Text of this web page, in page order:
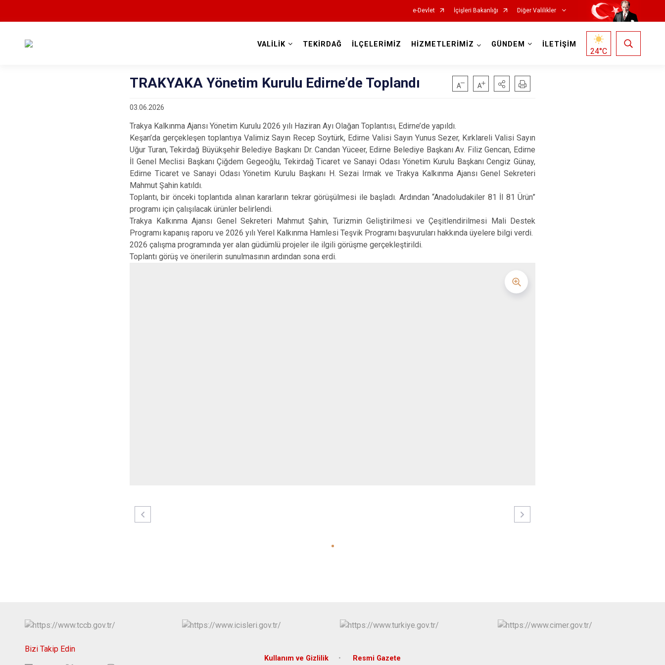
e-Devlet İçişleri Bakanlığı Diğer Valilikler
VALİLİK TEKİRDAĞ İLÇELERİMİZ HİZMETLERİMİZ GÜNDEM İLETİŞİM
24°C
TRAKYAKA Yönetim Kurulu Edirne’de Toplandı
03.06.2026
Trakya Kalkınma Ajansı Yönetim Kurulu 2026 yılı Haziran Ayı Olağan Toplantısı, Edirne’de yapıldı.
Keşan’da gerçekleşen toplantıya Valimiz Sayın Recep Soytürk, Edirne Valisi Sayın Yunus Sezer, Kırklareli Valisi Sayın
Uğur Turan, Tekirdağ Büyükşehir Belediye Başkanı Dr. Candan Yüceer, Edirne Belediye Başkanı Av. Filiz Gencan, Edirne
İl Genel Meclisi Başkanı Çiğdem Gegeoğlu, Tekirdağ Ticaret ve Sanayi Odası Yönetim Kurulu Başkanı Cengiz Günay,
Edirne Ticaret ve Sanayi Odası Yönetim Kurulu Başkanı H. Sezai Irmak ve Trakya Kalkınma Ajansı Genel Sekreteri
Mahmut Şahin katıldı.
Toplantı, bir önceki toplantıda alınan kararların tekrar görüşülmesi ile başladı. Ardından “Anadoludakiler 81 İl 81 Ürün”
programı için çalışılacak ürünler belirlendi.
Trakya Kalkınma Ajansı Genel Sekreteri Mahmut Şahin, Turizmin Geliştirilmesi ve Çeşitlendirilmesi Mali Destek
Programı kapanış raporu ve 2026 yılı Yerel Kalkınma Hamlesi Teşvik Programı başvuruları hakkında üyelere bilgi verdi.
2026 çalışma programında yer alan güdümlü projeler ile ilgili görüşme gerçekleştirildi.
Toplantı görüş ve önerilerin sunulmasının ardından sona erdi.
Bizi Takip Edin
Kullanım ve Gizlilik Resmi Gazete